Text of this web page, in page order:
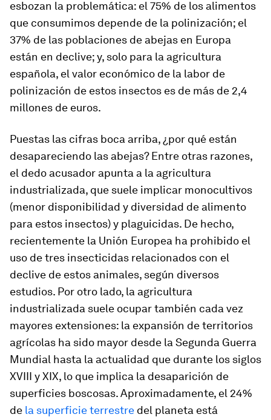
esbozan la problemática: el 75% de los alimentos
que consumimos depende de la polinización; el
37% de las poblaciones de abejas en Europa
están en declive; y, solo para la agricultura
española, el valor económico de la labor de
polinización de estos insectos es de más de 2,4
millones de euros.
Puestas las cifras boca arriba, ¿por qué están
desapareciendo las abejas? Entre otras razones,
el dedo acusador apunta a la agricultura
industrializada, que suele implicar monocultivos
(menor disponibilidad y diversidad de alimento
para estos insectos) y plaguicidas. De hecho,
recientemente la Unión Europea ha prohibido el
uso de tres insecticidas relacionados con el
declive de estos animales, según diversos
estudios. Por otro lado, la agricultura
industrializada suele ocupar también cada vez
mayores extensiones: la expansión de territorios
agrícolas ha sido mayor desde la Segunda Guerra
Mundial hasta la actualidad que durante los siglos
XVIII y XIX, lo que implica la desaparición de
superficies boscosas. Aproximadamente, el 24%
de la superficie terrestre del planeta está